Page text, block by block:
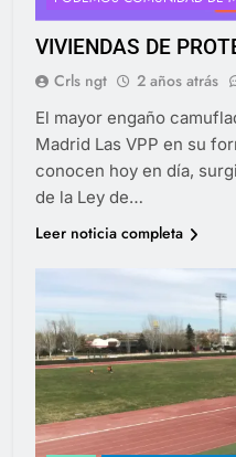
VIVIENDAS DE
Crls ngt 2 años atrás
El mayor engaño
Madrid Las VPP en su
conocen hoy en día,
de la Ley de…
Leer noticia completa